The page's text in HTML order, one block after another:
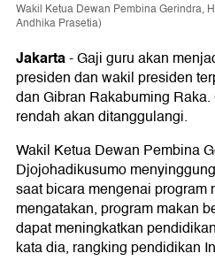
Wakil Ketua Dewan Pembina Gerindra,
Andhika Prasetia)
Jakarta-Gaji guru akan
presiden dan wakil presiden
dan Gibran Rakabuming
rendah akan ditanggulangi.
Wakil Ketua Dewan Pembina
Djojohadikusumo
saat bicara mengenai program
mengatakan, program makan
dapat meningkatkan
kata dia, rangking pendidikan